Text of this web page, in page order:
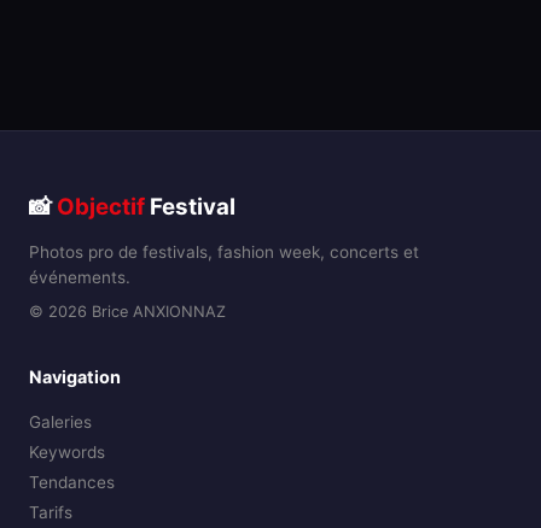
📸Objectif Festival
Photos pro de festivals, fashion week, concerts et
événements.
© 2026 Brice ANXIONNAZ
Navigation
Galeries
Keywords
Tendances
Tarifs